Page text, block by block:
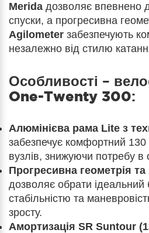
Merida дозволяє впевнено
спуски, а прогресивна
Agilometer забезпечують
незалежно від стилю
Особливості –
One-Twenty 300:
Алюмінієва рама Lite з
забезпечує комфортний
вузлів, знижуючи потребу в
Прогресивна геометрія
дозволяє обрати ідеальний
стабільністю та
зросту.
Амортизація SR Suntour